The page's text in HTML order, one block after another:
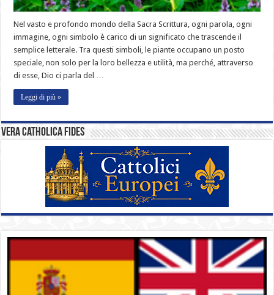
Nel vasto e profondo mondo della Sacra Scrittura, ogni parola, ogni
immagine, ogni simbolo è carico di un significato che trascende il
semplice letterale. Tra questi simboli, le piante occupano un posto
speciale, non solo per la loro bellezza e utilità, ma perché, attraverso
di esse, Dio ci parla del …
Leggi di più »
Vera catholica fides